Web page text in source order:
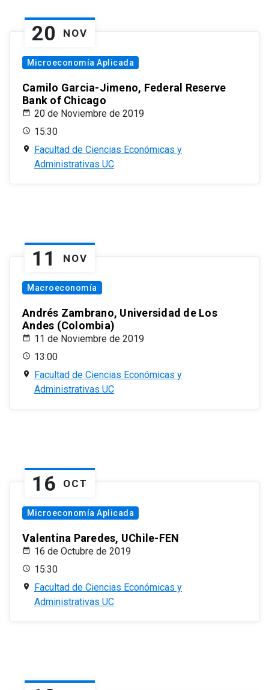
20 NOV
Microeconomía Aplicada
Camilo Garcia-Jimeno, Federal Reserve
Bank of Chicago
20 de Noviembre de 2019
15:30
Facultad de Ciencias Económicas y
Administrativas UC
11 NOV
Macroeconomía
Andrés Zambrano, Universidad de Los
Andes (Colombia)
11 de Noviembre de 2019
13:00
Facultad de Ciencias Económicas y
Administrativas UC
16 OCT
Microeconomía Aplicada
Valentina Paredes, UChile-FEN
16 de Octubre de 2019
15:30
Facultad de Ciencias Económicas y
Administrativas UC